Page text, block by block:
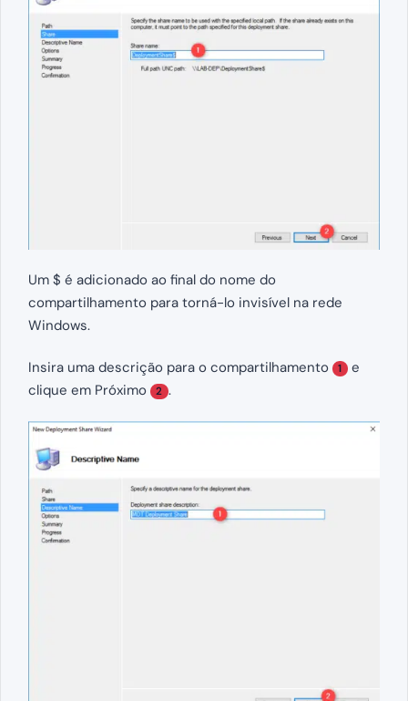
Um $ é adicionado ao final do nome do
compartilhamento para torná-lo invisível na rede
Windows.
Insira uma descrição para o compartilhamento 1 e
clique em Próximo
2 .